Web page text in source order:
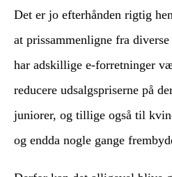
Det er jo efterhånden rigtig
at prissammenligne fra
har adskillige e-forretninger
reducere udsalgspriserne på
juniorer, og tillige også til
og endda nogle gange